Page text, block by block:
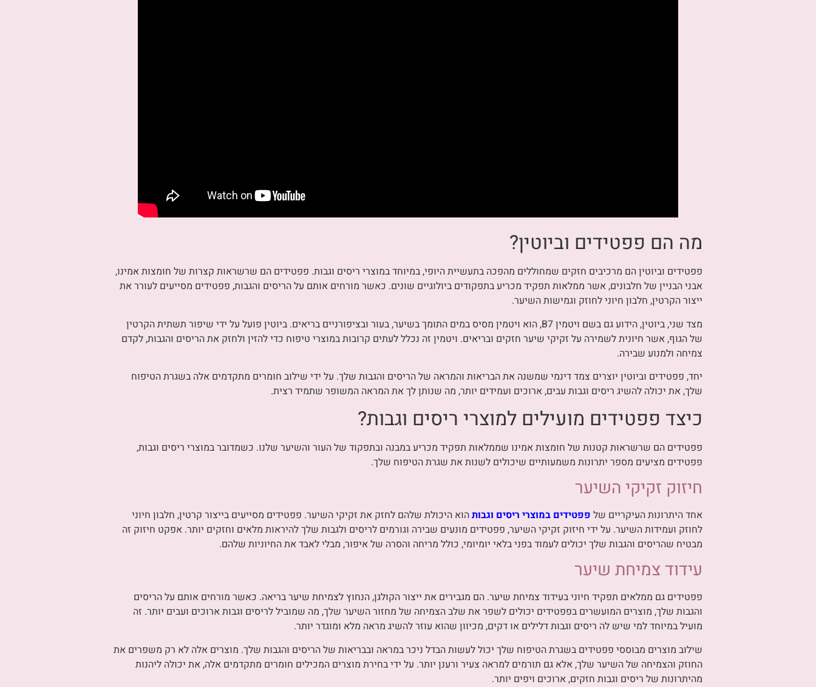
מה הם פפטידים וביוטין?
פפטידים וביוטין הם מרכיבים חזקים שמחוללים מהפכה בתעשיית היופי, במיוחד במוצרי ריסים וגבות. פפטידים הם שרשראות קצרות של חומצות אמינו,
אבני הבניין של חלבונים, אשר ממלאות תפקיד מכריע בתפקודים ביולוגיים שונים. כאשר מורחים אותם על הריסים והגבות, פפטידים מסייעים לעורר את
ייצור הקרטין, חלבון חיוני לחוזק וגמישות השיער.
מצד שני, ביוטין, הידוע גם בשם ויטמין B7, הוא ויטמין מסיס במים התומך בשיער, בעור ובציפורניים בריאים. ביוטין פועל על ידי שיפור תשתית הקרטין
של הגוף, אשר חיונית לשמירה על זקיקי שיער חזקים ובריאים. ויטמין זה נכלל לעתים קרובות במוצרי טיפוח כדי להזין ולחזק את הריסים והגבות, לקדם
צמיחה ולמנוע שבירה.
יחד, פפטידים וביוטין יוצרים צמד דינמי שמשנה את הבריאות והמראה של הריסים והגבות שלך. על ידי שילוב חומרים מתקדמים אלה בשגרת הטיפוח
שלך, את יכולה להשיג ריסים וגבות עבים, ארוכים ועמידים יותר, מה שנותן לך את המראה המשופר שתמיד רצית.
כיצד פפטידים מועילים למוצרי ריסים וגבות?
פפטידים הם שרשראות קטנות של חומצות אמינו שממלאות תפקיד מכריע במבנה ובתפקוד של העור והשיער שלנו. כשמדובר במוצרי ריסים וגבות,
פפטידים מציעים מספר יתרונות משמעותיים שיכולים לשנות את שגרת הטיפוח שלך.
חיזוק זקיקי השיער
אחד היתרונות העיקריים של פפטידים במוצרי ריסים וגבותהוא היכולת שלהם לחזק את זקיקי השיער. פפטידים מסייעים בייצור קרטין, חלבון חיוני
לחוזק ועמידות השיער. על ידי חיזוק זקיקי השיער, פפטידים מונעים שבירה וגורמים לריסים ולגבות שלך להיראות מלאים וחזקים יותר. אפקט חיזוק זה
מבטיח שהריסים והגבות שלך יכולים לעמוד בפני בלאי יומיומי, כולל מריחה והסרה של איפור, מבלי לאבד את החיוניות שלהם.
עידוד צמיחת שיער
פפטידים גם ממלאים תפקיד חיוני בעידוד צמיחת שיער. הם מגבירים את ייצור הקולגן, הנחוץ לצמיחת שיער בריאה. כאשר מורחים אותם על הריסים
והגבות שלך, מוצרים המועשרים בפפטידים יכולים לשפר את שלב הצמיחה של מחזור השיער שלך, מה שמוביל לריסים וגבות ארוכים ועבים יותר. זה
מועיל במיוחד למי שיש לה ריסים וגבות דלילים או דקים, מכיוון שהוא עוזר להשיג מראה מלא ומוגדר יותר.
שילוב מוצרים מבוססי פפטידים בשגרת הטיפוח שלך יכול לעשות הבדל ניכר במראה ובבריאות של הריסים והגבות שלך. מוצרים אלה לא רק משפרים את
החוזק והצמיחה של השיער שלך, אלא גם תורמים למראה צעיר ורענן יותר. על ידי בחירת מוצרים המכילים חומרים מתקדמים אלה, את יכולה ליהנות
מהיתרונות של ריסים וגבות חזקים, ארוכים ויפים יותר.